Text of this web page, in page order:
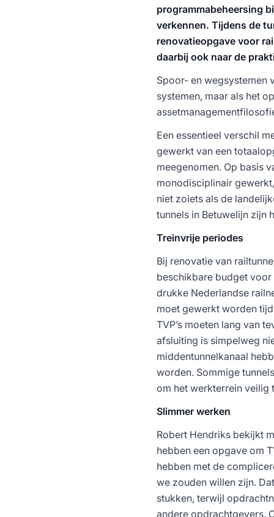
programmabeheersing
verkennen. Tijdens de
renovatieopgave voor
daarbij ook naar de
Spoor- en wegsystemen
systemen, maar als het
Een essentieel verschil
gewerkt van een
meegenomen. Op basis
monodisciplinair
niet zoiets als de
tunnels in Betuwelijn zijn
Treinvrije periodes
Bij renovatie van
beschikbare budget
drukke Nederlandse
moet gewerkt worden
TVP’s moeten lang van
afsluiting is simpelweg
middentunnelkanaal
worden. Sommige
om het werkterrein veilig
Slimmer werken
Robert Hendriks bekijkt
hebben een opgave om
hebben met de
we zouden willen zijn.
stukken, terwijl
andere opdrachtgevers.